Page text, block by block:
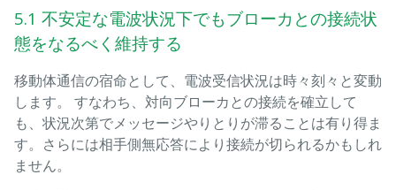
5.1 不安定な電波状況下でもブローカとの接続状
態をなるべく維持する
移動体通信の宿命として、電波受信状況は時々刻々と変動
します。 すなわち、対向ブローカとの接続を確立して
も、状況次第でメッセージやりとりが滞ることは有り得ま
す。さらには相手側無応答により接続が切られるかもしれ
ません。